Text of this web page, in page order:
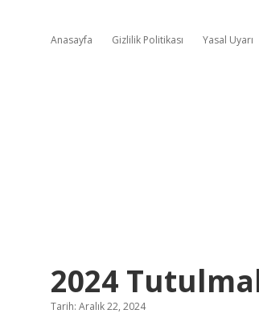
Anasayfa Gizlilik Politikası Yasal Uyarı
2024
Tarih: Aralık 22, 2024